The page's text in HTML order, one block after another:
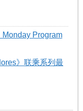
Program
》联乘系列最